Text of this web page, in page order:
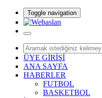
Toggle navigation
ÜYE GİRİŞİ
ANA SAYFA
HABERLER
FUTBOL
BASKETBOL